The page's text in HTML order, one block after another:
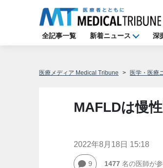
全記事一覧 新着ニュース 深
医療メディア Medical Tribune 医学・医療
MAFLDは慢
2022年8月18日 15:18
9 1477名の医師が